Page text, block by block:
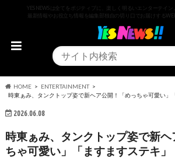
YESNEWSは全てをポジティブに、楽しく明るいエンターテイン
最新情報やお役立ち情報を編集部独自の切り口でお届けする
HOME
ENTERTAINMENT
時東ぁみ、タンクトップ姿で新ヘア公開！「めっちゃ可愛い」
2026.06.08
時東ぁみ、タンクトップ姿で新ヘ
ちゃ可愛い」「ますますステキ」